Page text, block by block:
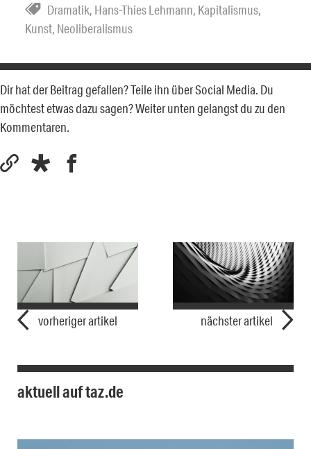
Dramatik, Hans-Thies Lehmann, Kapitalismus,
Kunst, Neoliberalismus
Dir hat der Beitrag gefallen? Teile ihn über Social Media. Du
möchtest etwas dazu sagen? Weiter unten gelangst du zu den
Kommentaren.
vorheriger artikel nächster artikel
aktuell auf taz.de